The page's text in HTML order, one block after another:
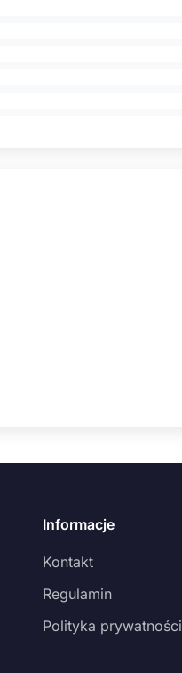
Informacje
Kontakt
Regulamin
Polityka prywatności